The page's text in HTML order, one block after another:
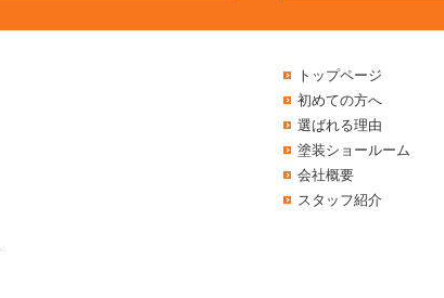
トップページ
初めての方へ
選ばれる理由
塗装ショールーム
会社概要
スタッフ紹介